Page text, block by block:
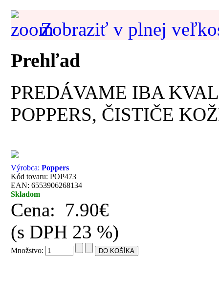
Zobraziť v plnej
Prehľad
PREDÁVAME IBA
POPPERS, ČISTIČE
Výrobca:Poppers
Kód tovaru: POP473
EAN: 6553906268134
Skladom
Cena: 7.90€
(s DPH 23 %)
Množstvo: